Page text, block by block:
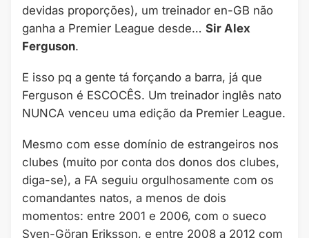
devidas proporções), um treinador en-GB não
ganha a Premier League desde… Sir Alex
Ferguson.
E isso pq a gente tá forçando a barra, já que
Ferguson é ESCOCÊS. Um treinador inglês nato
NUNCA venceu uma edição da Premier League.
Mesmo com esse domínio de estrangeiros nos
clubes (muito por conta dos donos dos clubes,
diga-se), a FA seguiu orgulhosamente com os
comandantes natos, a menos de dois
momentos: entre 2001 e 2006, com o sueco
Sven-Göran Eriksson, e entre 2008 a 2012 com